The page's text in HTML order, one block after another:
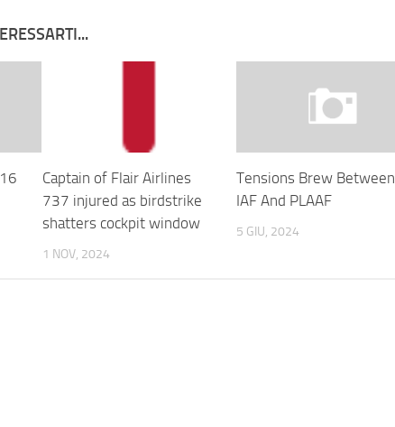
Captain of Flair Airlines
737 injured as birdstrike
shatters cockpit window
1 NOV, 2024
Tensions Brew Between
IAF And PLAAF
5 GIU, 2024